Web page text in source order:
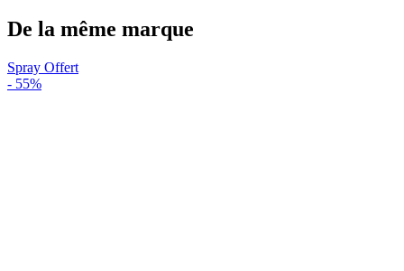
De la même marque
Spray Offert
- 55%